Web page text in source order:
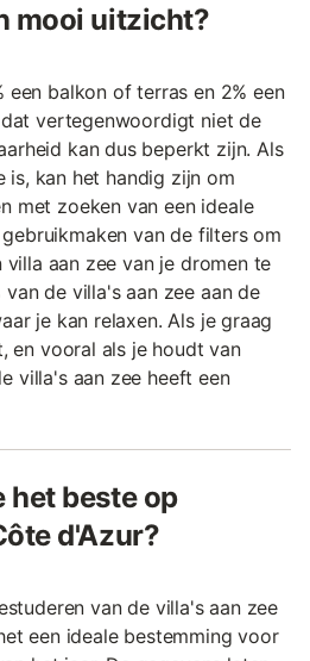
mooi uitzicht?
een balkon of terras en 2% een
vertegenwoordigt niet de
kan dus beperkt zijn. Als
kan het handig zijn om
met zoeken van een ideale
van de filters om
aan zee van je dromen te
de villa's aan zee aan de
je kan relaxen. Als je graag
en vooral als je houdt van
villa's aan zee heeft een
het beste op
d'Azur?
van de villa's aan zee
een ideale bestemming voor